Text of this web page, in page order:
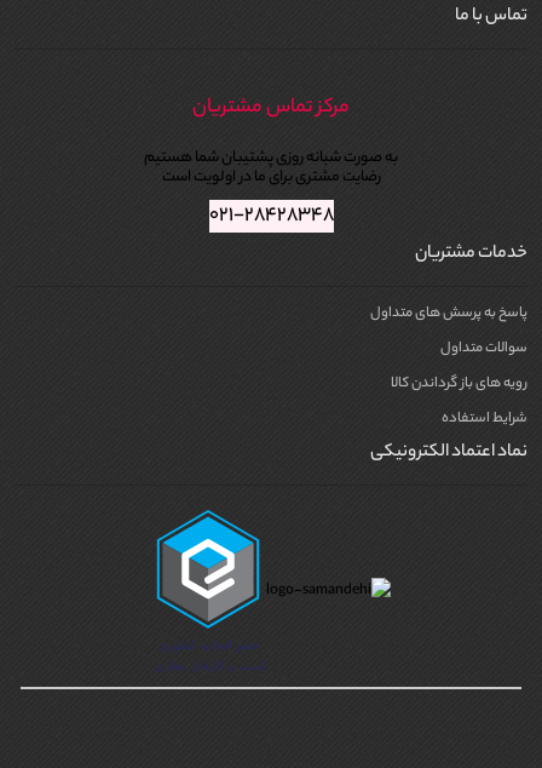
تماس با ما
مرکز تماس مشتریان
به صورت شبانه روزی پشتیبان شما هستیم
رضایت مشتری برای ما در اولویت است
۰۲۱-۲۸۴۲۸۳۴۸
خدمات مشتریان
پاسخ به پرسش های متداول
سوالات متداول
رویه های باز گرداندن کالا
شرایط استفاده
نماد اعتماد الکترونیکی